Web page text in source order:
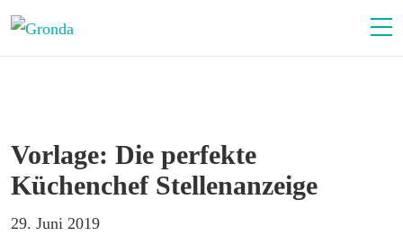
Vorlage: Die perfekte
Küchenchef Stellenanzeige
29. Juni 2019